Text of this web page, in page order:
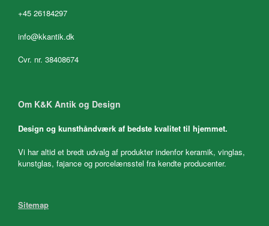
+45 26184297
info@kkantik.dk
Cvr. nr. 38408674
Om K&K Antik og Design
Design og kunsthåndværk af bedste kvalitet til hjemmet.
Vi har altid et bredt udvalg af produkter indenfor keramik, vinglas,
kunstglas, fajance og porcelænsstel fra kendte producenter.
Sitemap